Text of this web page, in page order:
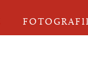
FOTOGRAFII